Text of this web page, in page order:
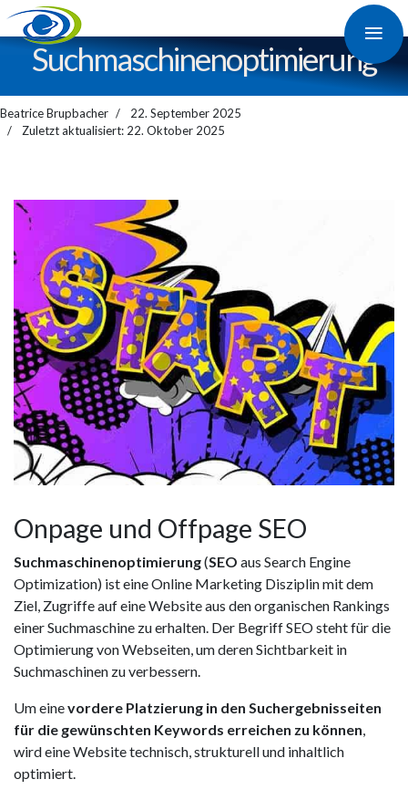
Suchmaschinen­optimierung
Beatrice Brupbacher
22. September 2025
Zuletzt aktualisiert: 22. Oktober 2025
Onpage und Offpage SEO
Suchmaschinenoptimierung(SEO aus Search Engine
Optimization) ist eine Online Marketing Disziplin mit dem
Ziel, Zugriffe auf eine Website aus den organischen Rankings
einer Suchmaschine zu erhalten. Der Begriff SEO steht für die
Optimierung von Webseiten, um deren Sichtbarkeit in
Suchmaschinen zu verbessern.
Um einevordere Platzierung in den Suchergebnisseiten
für die gewünschten Keywords erreichen zu können,
wird eine Website technisch, strukturell und inhaltlich
optimiert.
≡